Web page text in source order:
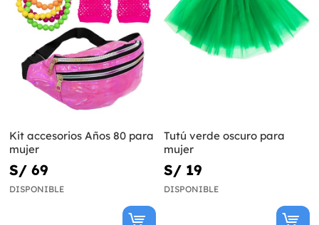
Kit accesorios Años 80 para
mujer
S/ 69
DISPONIBLE
Tutú verde oscuro para
mujer
S/ 19
DISPONIBLE